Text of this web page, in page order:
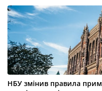
НБУ змінив правила